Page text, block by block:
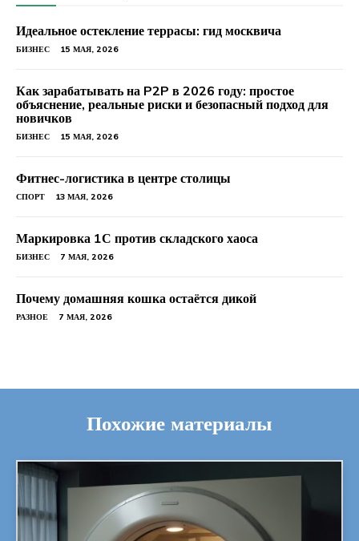
Идеальное остекление террасы: гид москвича
БИЗНЕС 15 МАЯ, 2026
Как зарабатывать на P2P в 2026 году: простое
объяснение, реальные риски и безопасный подход для
новичков
БИЗНЕС 15 МАЯ, 2026
Фитнес-логистика в центре столицы
СПОРТ 13 МАЯ, 2026
Маркировка 1С против складского хаоса
БИЗНЕС 7 МАЯ, 2026
Почему домашняя кошка остаётся дикой
РАЗНОЕ 7 МАЯ, 2026
Похожие материалы